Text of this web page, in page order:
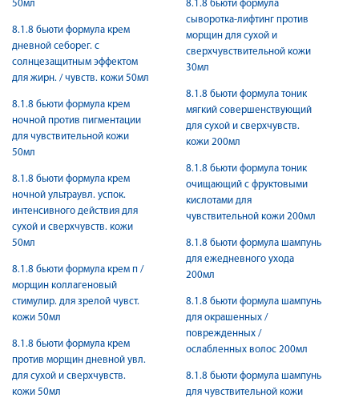
50мл
8.1.8 бьюти формула крем
дневной себорег. с
солнцезащитным эффектом
для жирн. / чувств. кожи 50мл
8.1.8 бьюти формула крем
ночной против пигментации
для чувствительной кожи
50мл
8.1.8 бьюти формула крем
ночной ультраувл. успок.
интенсивного действия для
сухой и сверхчувств. кожи
50мл
8.1.8 бьюти формула крем п /
морщин коллагеновый
стимулир. для зрелой чувст.
кожи 50мл
8.1.8 бьюти формула крем
против морщин дневной увл.
для сухой и сверхчувств.
кожи 50мл
8.1.8 бьюти формула
сыворотка-лифтинг против
морщин для сухой и
сверхчувствительной кожи
30мл
8.1.8 бьюти формула тоник
мягкий совершенствующий
для сухой и сверхчувств.
кожи 200мл
8.1.8 бьюти формула тоник
очищающий с фруктовыми
кислотами для
чувствительной кожи 200мл
8.1.8 бьюти формула шампунь
для ежедневного ухода
200мл
8.1.8 бьюти формула шампунь
для окрашенных /
поврежденных /
ослабленных волос 200мл
8.1.8 бьюти формула шампунь
для чувствительной кожи